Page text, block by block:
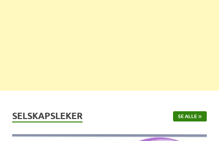
SELSKAPSLEKER SE ALLE